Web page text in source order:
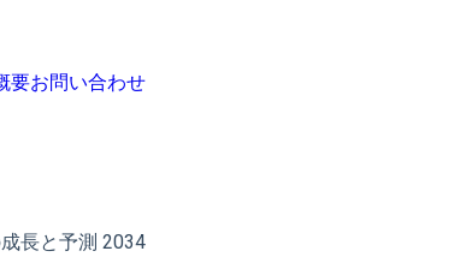
要お問い合わせ
長と予測 2034